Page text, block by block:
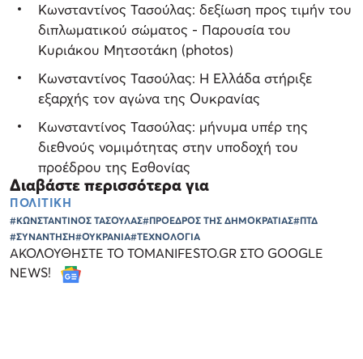
Κωνσταντίνος Τασούλας: δεξίωση προς τιμήν του
διπλωματικού σώματος - Παρουσία του
Κυριάκου Μητσοτάκη (photos)
Κωνσταντίνος Τασούλας: Η Ελλάδα στήριξε
εξαρχής τον αγώνα της Ουκρανίας
Κωνσταντίνος Τασούλας: μήνυμα υπέρ της
διεθνούς νομιμότητας στην υποδοχή του
προέδρου της Εσθονίας
Διαβάστε περισσότερα για
ΠΟΛΙΤΙΚΗ
#ΚΩΝΣΤΑΝΤΙΝΟΣ ΤΑΣΟΥΛΑΣ#ΠΡΟΕΔΡΟΣ ΤΗΣ ΔΗΜΟΚΡΑΤΙΑΣ#ΠΤΔ
#ΣΥΝΑΝΤΗΣΗ#ΟΥΚΡΑΝΙΑ#ΤΕΧΝΟΛΟΓΙΑ
ΑΚΟΛΟΥΘΗΣΤΕ ΤΟ TOMANIFESTO.GR ΣΤΟ GOOGLE
NEWS!